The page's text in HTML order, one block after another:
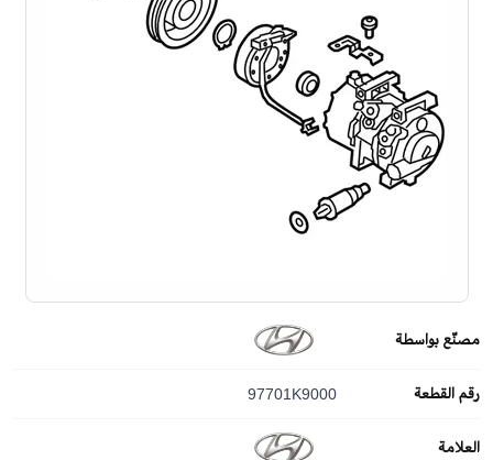
مصنّع بواسطة
رقم القطعة 97701K9000
العلامة